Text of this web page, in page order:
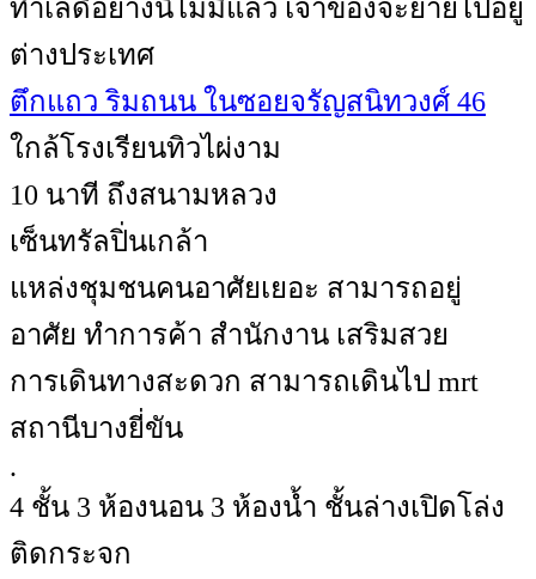
ทำเลดีอย่างนี้ไม่มีแล้ว เจ้าของจะย้ายไปอยู่
ต่างประเทศ
ตึกแถว ริมถนน ในซอยจรัญสนิทวงศ์ 46
ใกล้โรงเรียนทิวไผ่งาม
10 นาที ถึงสนามหลวง
เซ็นทรัลปิ่นเกล้า
แหล่งชุมชนคนอาศัยเยอะ สามารถอยู่
อาศัย ทำการค้า สำนักงาน เสริมสวย
การเดินทางสะดวก สามารถเดินไป mrt
สถานีบางยี่ขัน
.
4 ชั้น 3 ห้องนอน 3 ห้องน้ำ ชั้นล่างเปิดโล่ง
ติดกระจก